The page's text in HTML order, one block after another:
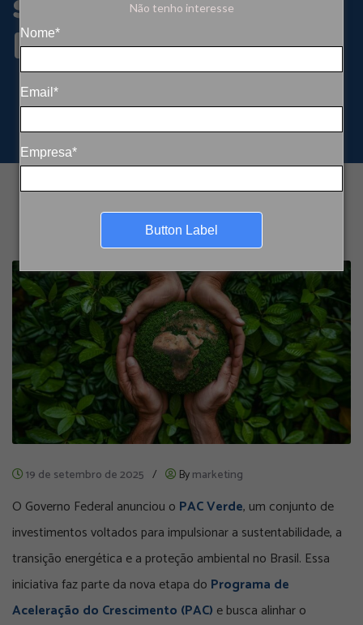
Não tenho interesse
Nome*
Email*
Empresa*
Button Label
Brasil
19 de setembro de 2025 / Bymarketing
O Governo Federal anunciou o PAC Verde, um conjunto de
investimentos voltados para impulsionar a sustentabilidade, a
transição energética e a proteção ambiental no Brasil. Essa
iniciativa faz parte da nova etapa do Programa de
Aceleração do Crescimento (PAC) e busca alinhar o